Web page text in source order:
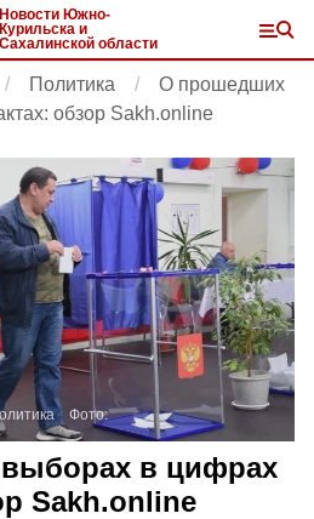
Новости Южно-
Курильска и
Сахалинской области
Политика
О прошедших
обзор Sakh.online
Фото:
в цифрах
Sakh.online